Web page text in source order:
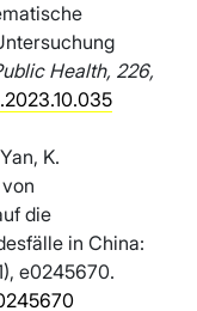
Health, 226,
K.
die
in China:
e0245670.